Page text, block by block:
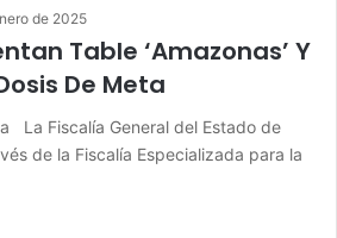
de 2025
Table ‘Amazonas’ Y
De Meta
La Fiscalía General del Estado de
de la Fiscalía Especializada para la